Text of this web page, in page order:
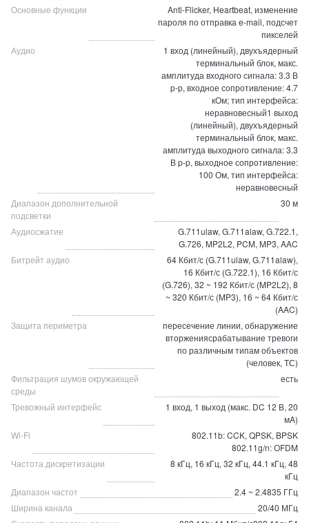
Основные функции
Anti-Flicker, Heartbeat, изменение
пароля по отправка e-mail, подсчет
пикселей
Аудио
1 вход (линейный), двухъядерный
терминальный блок, макс.
амплитуда входного сигнала: 3.3 В
p-p, входное сопротивление: 4.7
кОм; тип интерфейса:
неравновесный1 выход
(линейный), двухъядерный
терминальный блок, макс.
амплитуда выходного сигнала: 3.3
В p-p, выходное сопротивление:
100 Ом, тип интерфейса:
неравновесный
Диапазон дополнительной
подсветки
30 м
Аудиосжатие
G.711ulaw, G.711alaw, G.722.1,
G.726, MP2L2, PCM, MP3, AAC
Битрейт аудио
64 Кбит/с (G.711ulaw, G.711alaw),
16 Кбит/с (G.722.1), 16 Кбит/с
(G.726), 32 ~ 192 Кбит/с (MP2L2), 8
~ 320 Кбит/с (MP3), 16 ~ 64 Кбит/с
(AAC)
Защита периметра
пересечение линии, обнаружение
вторжениясрабатывание тревоги
по различным типам объектов
(человек, ТС)
Фильтрация шумов окружающей
среды
есть
Тревожный интерфейс
1 вход, 1 выход (макс. DC 12 В, 20
мA)
Wi-Fi
802.11b: CCK, QPSK, BPSK
802.11g/n: OFDM
Частота дискретизации
8 кГц, 16 кГц, 32 кГц, 44.1 кГц, 48
кГц
Диапазон частот
2.4 ~ 2.4835 ГГц
Ширина канала
20/40 МГц